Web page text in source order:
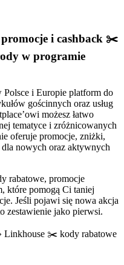
i cashback ✂️
w programie
i Europie platform do
gościnnych oraz usług
możesz łatwo
tematyce i zróżnicowanych
oferuje promocje, zniżki,
nowych oraz aktywnych
rabatowe, promocje
które pomogą Ci taniej
Jeśli pojawi się nowa akcja
zestawienie jako pierwsi.
Linkhouse ✂️ kody rabatowe